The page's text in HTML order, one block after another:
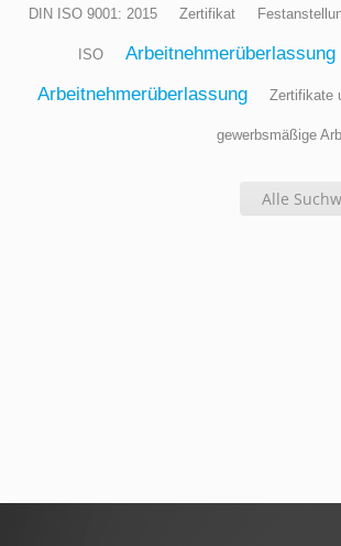
DIN ISO 9001: 2015 Zertifikat
ISO
Arbeitnehmerüberlassung Zertifikate
gewerbsmäßige
Alle